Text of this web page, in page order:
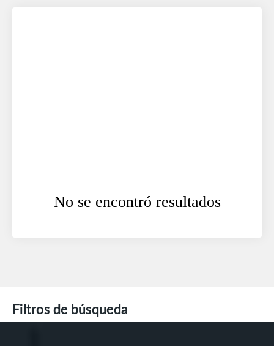
No se encontró resultados
Filtros de búsqueda